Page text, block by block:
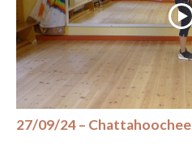
27/09/24 – Chattahoochee